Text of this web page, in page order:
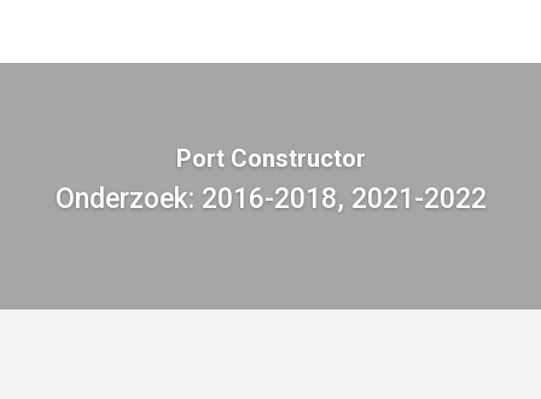
Port Constructor
Onderzoek: 2016-2018, 2021-2022